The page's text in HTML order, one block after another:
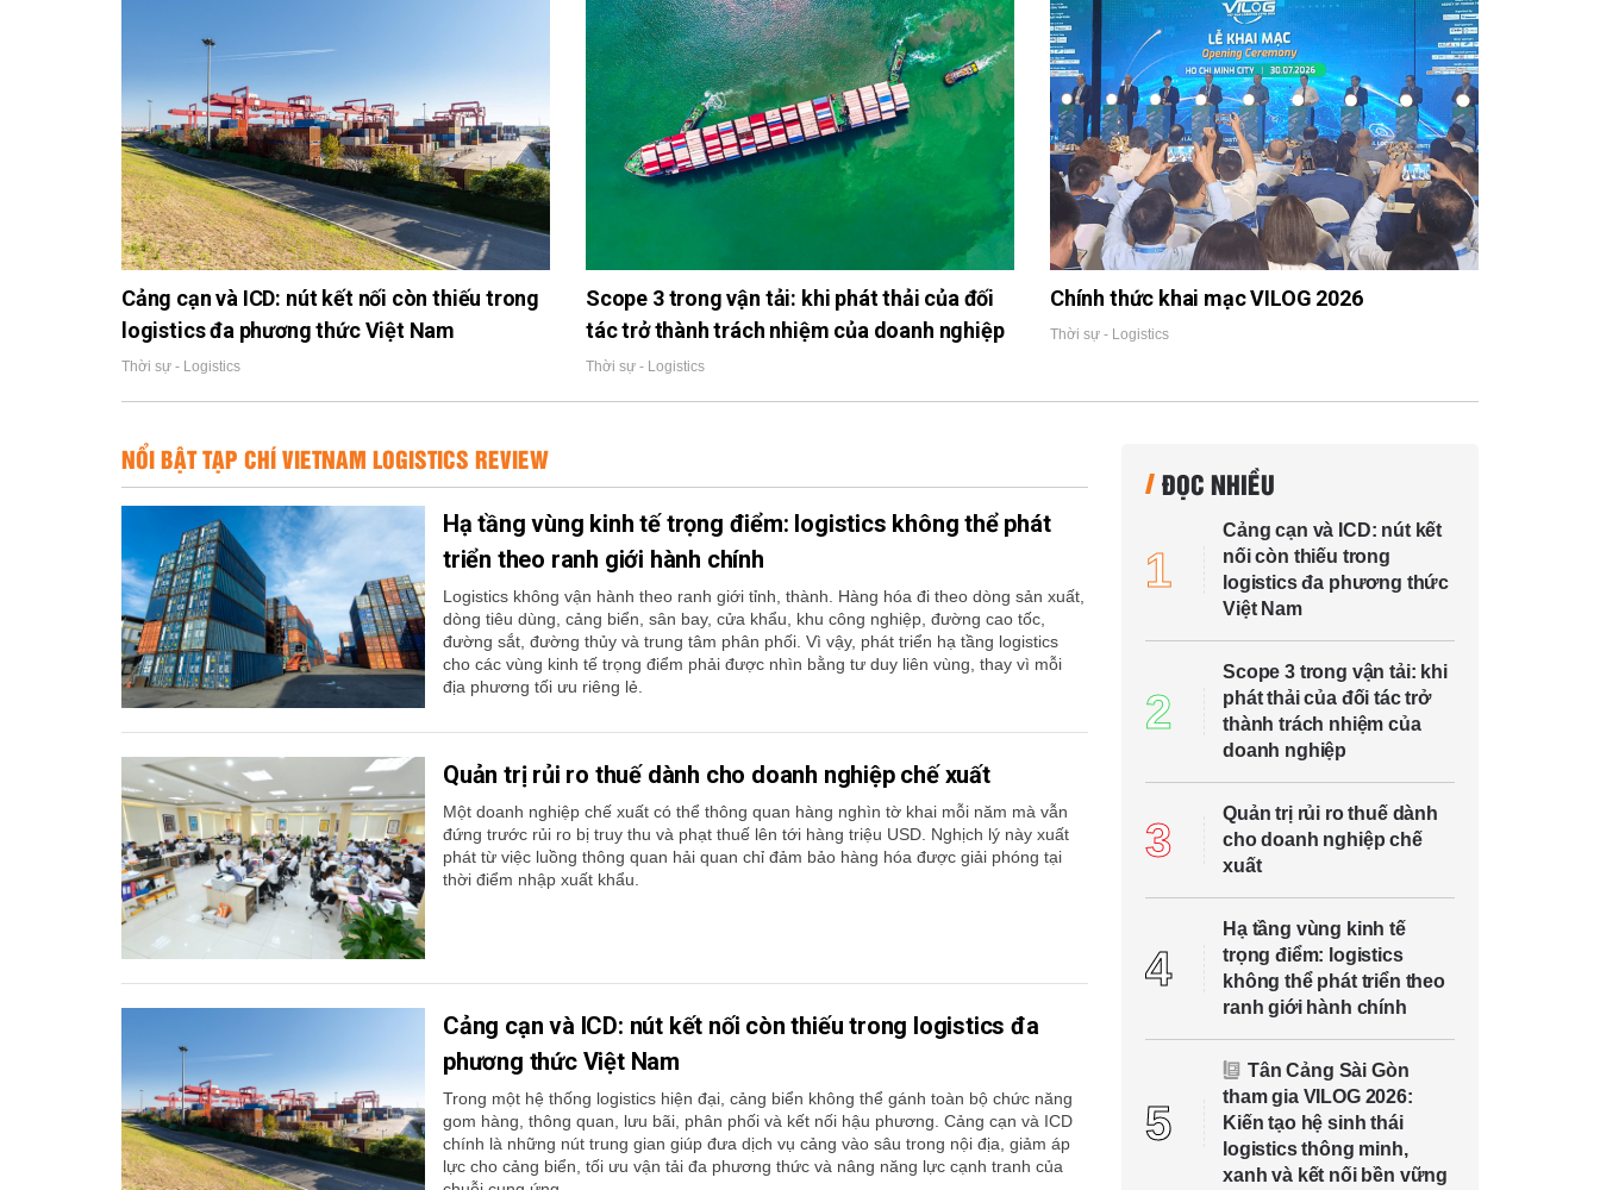
Cảng cạn và ICD: nút kết nối còn thiếu trong
logistics đa phương thức Việt Nam
Thời sự - Logistics
Scope 3 trong vận tải: khi phát thải của đối
tác trở thành trách nhiệm của doanh nghiệp
Thời sự - Logistics
Chính thức khai mạc VILOG 2026
Thời sự - Logistics
NỔI BẬT TẠP CHÍ VIETNAM LOGISTICS REVIEW
Hạ tầng vùng kinh tế trọng điểm: logistics không thể phát
triển theo ranh giới hành chính
Logistics không vận hành theo ranh giới tỉnh, thành. Hàng hóa đi theo dòng sản xuất,
dòng tiêu dùng, cảng biển, sân bay, cửa khẩu, khu công nghiệp, đường cao tốc,
đường sắt, đường thủy và trung tâm phân phối. Vì vậy, phát triển hạ tầng logistics
cho các vùng kinh tế trọng điểm phải được nhìn bằng tư duy liên vùng, thay vì mỗi
địa phương tối ưu riêng lẻ.
Quản trị rủi ro thuế dành cho doanh nghiệp chế xuất
Một doanh nghiệp chế xuất có thể thông quan hàng nghìn tờ khai mỗi năm mà vẫn
đứng trước rủi ro bị truy thu và phạt thuế lên tới hàng triệu USD. Nghịch lý này xuất
phát từ việc luồng thông quan hải quan chỉ đảm bảo hàng hóa được giải phóng tại
thời điểm nhập xuất khẩu.
Cảng cạn và ICD: nút kết nối còn thiếu trong logistics đa
phương thức Việt Nam
Trong một hệ thống logistics hiện đại, cảng biển không thể gánh toàn bộ chức năng
gom hàng, thông quan, lưu bãi, phân phối và kết nối hậu phương. Cảng cạn và ICD
chính là những nút trung gian giúp đưa dịch vụ cảng vào sâu trong nội địa, giảm áp
lực cho cảng biển, tối ưu vận tải đa phương thức và nâng năng lực cạnh tranh của
ĐỌC NHIỀU
1
Cảng cạn và ICD: nút kết
nối còn thiếu trong
logistics đa phương thức
Việt Nam
2
Scope 3 trong vận tải: khi
phát thải của đối tác trở
thành trách nhiệm của
doanh nghiệp
3
Quản trị rủi ro thuế dành
cho doanh nghiệp chế
xuất
4
Hạ tầng vùng kinh tế
trọng điểm: logistics
không thể phát triển theo
ranh giới hành chính
5
Tân Cảng Sài Gòn
tham gia VILOG 2026:
Kiến tạo hệ sinh thái
logistics thông minh,
xanh và kết nối bền vững